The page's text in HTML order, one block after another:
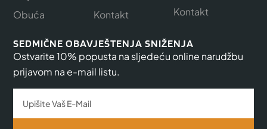
Obuća
Kontakt
Kontakt
SEDMIČNE OBAVJEŠTENJA SNIŽENJA
Ostvarite 10% popusta na sljedeću online narudžbu
prijavom na e-mail listu.